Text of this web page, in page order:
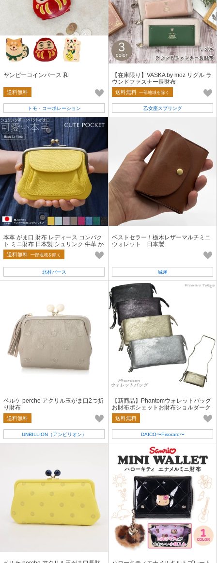
ヤンピーコインパース 和
送料無料
トモ・コーポレーション
【在庫限り】VASKA by moz リグル ラ
ウンドファスナー長財布
送料無料 一部地域を除く
乙女座スプリング
本革 がま口 財布 レディース コンパク
ト ミニ財布 日本製 シュリンク 牛革 か
わいい ホック式ポケット
送料無料 一部地域を除く
北村パース
ベストセラー！栃木レザーマルチミニ
ウォレット 日本製
城屋
ペルケ perche アクリル玉がま口2つ折
り財布
送料無料
UNBILLION（アンビリオン）
【新商品】Phantomウォレットバッグ
お財布ポシェットお財布ショルダーク
ラッチ3WayピソラロPisoraro
送料無料
DAICO〜Pisoraro〜